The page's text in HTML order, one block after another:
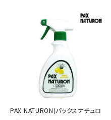
PAX NATURON(パックスナチュロ